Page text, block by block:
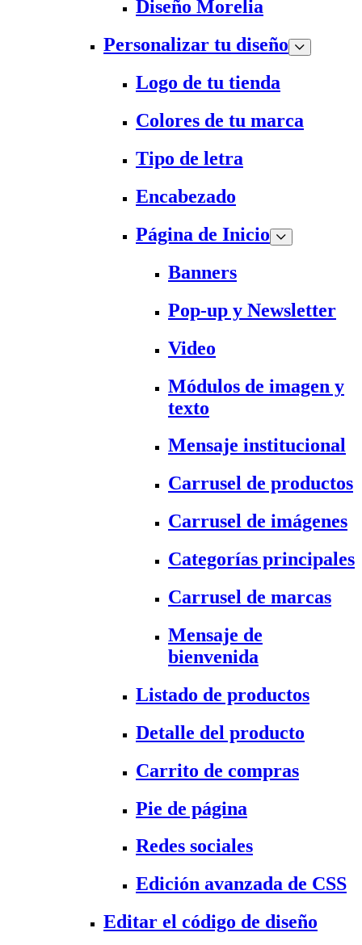
Diseño Morelia
Personalizar tu diseño
Logo de tu tienda
Colores de tu marca
Tipo de letra
Encabezado
Página de Inicio
Banners
Pop-up y Newsletter
Video
Módulos de imagen y
texto
Mensaje institucional
Carrusel de productos
Carrusel de imágenes
Categorías principales
Carrusel de marcas
Mensaje de
bienvenida
Listado de productos
Detalle del producto
Carrito de compras
Pie de página
Redes sociales
Edición avanzada de CSS
Editar el código de diseño